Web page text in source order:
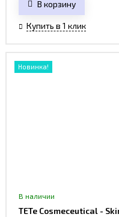
В корзину
Купить в 1 клик
Новинка!
В наличии
TETe Cosmeceutical -